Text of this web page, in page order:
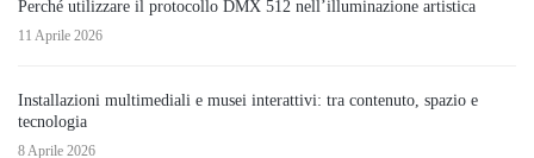
Perché utilizzare il protocollo DMX 512 nell’illuminazione artistica
11 Aprile 2026
Installazioni multimediali e musei interattivi: tra contenuto, spazio e
tecnologia
8 Aprile 2026